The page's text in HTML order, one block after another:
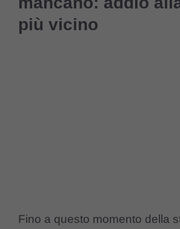
più vicino
Fino a questo momento della